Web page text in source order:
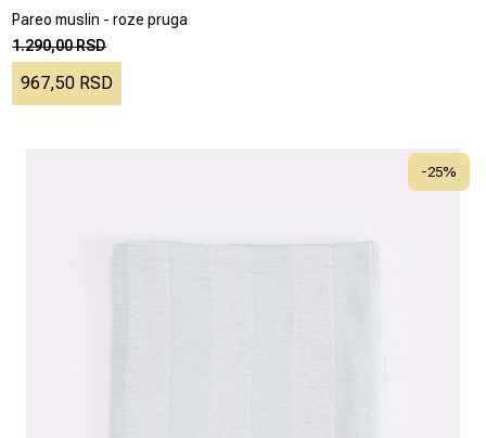
Pareo muslin - roze pruga
1.290,00 RSD
967,50 RSD
-25%